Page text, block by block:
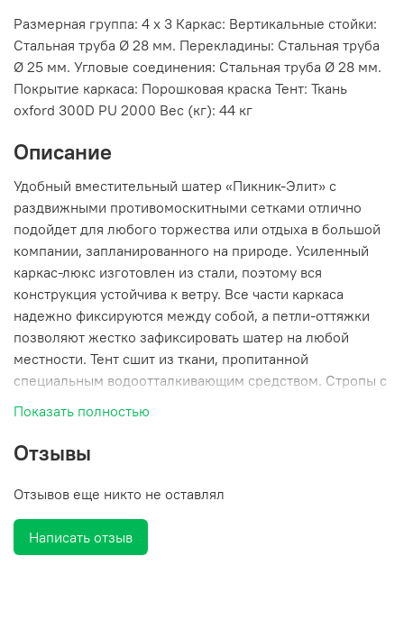
Размерная группа: 4 х 3 Каркас: Вертикальные стойки:
Стальная труба Ø 28 мм. Перекладины: Стальная труба
Ø 25 мм. Угловые соединения: Стальная труба Ø 28 мм.
Покрытие каркаса: Порошковая краска Тент: Ткань
oxford 300D PU 2000 Вес (кг): 44 кг
Описание
Удобный вместительный шатер «Пикник-Элит» с
раздвижными противомоскитными сетками отлично
подойдет для любого торжества или отдыха в большой
компании, запланированного на природе. Усиленный
каркас-люкс изготовлен из стали, поэтому вся
конструкция устойчива к ветру. Все части каркаса
надежно фиксируются между собой, а петли-оттяжки
позволяют жестко зафиксировать шатер на любой
местности. Тент сшит из ткани, пропитанной
специальным водоотталкивающим средством. Стропы с
пряжками, а также молнии помогают хорошо натянуть
В верхней части крыши есть регулируемый
Высота стенки 1,98 м
Высота в коньке 2,66 м
Показать полностью
Отзывы
Отзывов еще никто не оставлял
Написать отзыв